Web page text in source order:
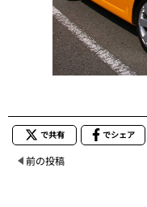
で共有 でシェア
前の投稿